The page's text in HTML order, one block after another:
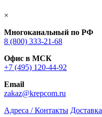
×
Многоканальный по РФ
8 (800) 333‑21-68
Офис в МСК
+7 (495) 120-44-92
Email
zakaz@krepcom.ru
Адреса / Контакты Доставка